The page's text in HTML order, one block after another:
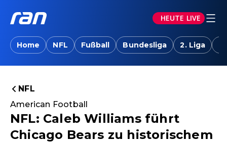
HEUTE LIVE
Home NFL Fußball Bundesliga 2. Liga
NFL
American Football
NFL: Caleb Williams führt
Chicago Bears zu historischem